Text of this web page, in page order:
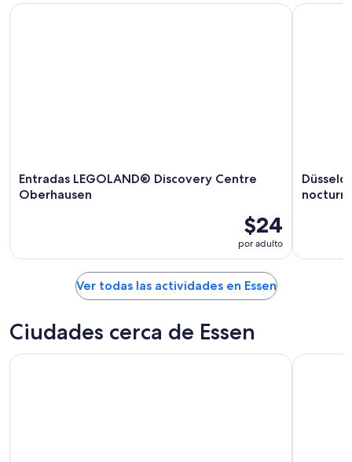
Entradas LEGOLAND® Discovery Centre
Oberhausen
$24
por adulto
Entradas LEGOLAND® Discovery Centre Oberhausen
Ver todas las actividades en Essen
Ciudades cerca de Essen